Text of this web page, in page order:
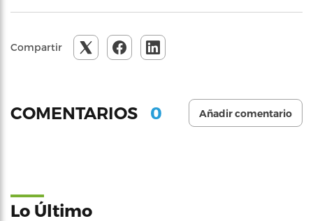
Compartir
COMENTARIOS 0 Añadir comentario
Lo Último